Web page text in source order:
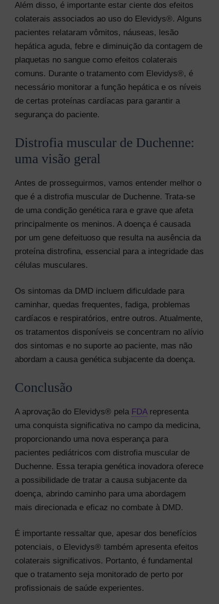
Além disso, é importante estar ciente dos efeitos
colaterais associados ao uso do Elevidys®. Alguns
pacientes relataram vômitos, náuseas, lesão
hepática aguda, febre e diminuição da contagem de
plaquetas no sangue como efeitos colaterais
comuns. Durante o tratamento com Elevidys®, é
necessário monitorar a função hepática e os níveis
de certas proteínas cardíacas para garantir a
segurança do paciente.
Distrofia muscular de Duchenne:
uma visão geral
Antes de prosseguirmos, vamos entender melhor o
que é a distrofia muscular de Duchenne. Trata-se
de uma condição genética rara e grave que afeta
principalmente os meninos. A doença é causada
por um gene defeituoso que resulta na ausência da
proteína distrofina, essencial para a integridade das
células musculares.
Os sintomas da DMD incluem dificuldade para
caminhar, quedas frequentes, fadiga, problemas
cardíacos e respiratórios, entre outros. Atualmente,
os tratamentos disponíveis se concentram no alívio
dos sintomas e no suporte ao paciente, mas não
abordam a causa genética subjacente da doença.
Conclusão
A aprovação do Elevidys® pela FDArepresenta
uma conquista significativa no campo da medicina,
proporcionando uma nova esperança para
pacientes pediátricos com distrofia muscular de
Duchenne. Essa terapia genética inovadora oferece
a possibilidade de tratar a causa subjacente da
doença, abrindo caminho para uma abordagem
mais direcionada e eficaz no combate à DMD.
É importante ressaltar que, apesar dos benefícios
potenciais, o Elevidys® também apresenta efeitos
colaterais significativos. Portanto, é fundamental
que o tratamento seja monitorado de perto por
profissionais de saúde experientes.